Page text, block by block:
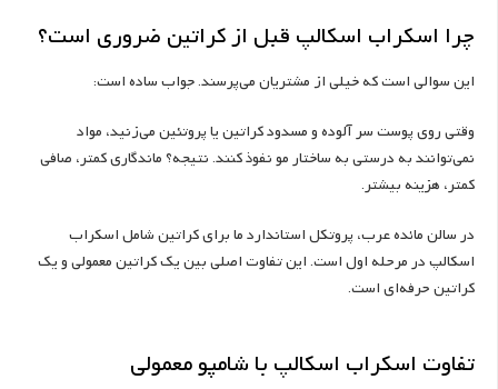
چرا اسکراب اسکالپ قبل از کراتین ضروری است؟
این سوالی است که خیلی از مشتریان می‌پرسند. جواب ساده است:
وقتی روی پوست سر آلوده و مسدود کراتین یا پروتئین می‌زنید، مواد
نمی‌توانند به درستی به ساختار مو نفوذ کنند. نتیجه؟ ماندگاری کمتر، صافی
کمتر، هزینه بیشتر.
در سالن مائده عرب، پروتکل استاندارد ما برای کراتین شامل اسکراب
اسکالپ در مرحله اول است. این تفاوت اصلی بین یک کراتین معمولی و یک
کراتین حرفه‌ای است.
تفاوت اسکراب اسکالپ با شامپو معمولی